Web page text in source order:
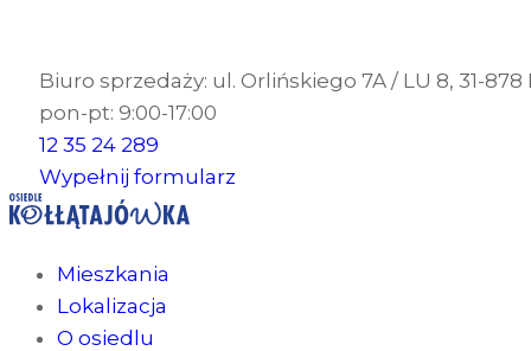
Biuro sprzedaży: ul. Orlińskiego 7A / LU 8, 31-878
pon-pt: 9:00-17:00
12 35 24 289
Wypełnij formularz
Mieszkania
Lokalizacja
O osiedlu